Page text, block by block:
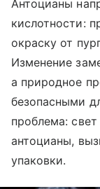
Антоцианы
кислотности:
окраску от
Изменение
а природное
безопасными
проблема:
антоцианы,
упаковки.